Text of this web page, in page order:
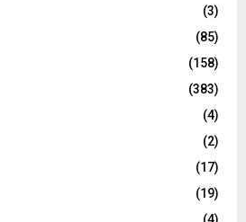
(3)
(85)
(158)
(383)
(4)
(2)
(17)
(19)
(4)